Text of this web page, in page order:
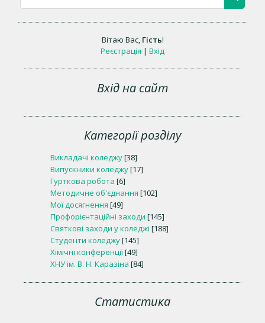
Вітаю Вас, Гість!
Реєстрація | Вхід
Вхід на сайт
Категорії розділу
Викладачі коледжу[38]
Випускники коледжу[17]
Гурткова робота [6]
Методичне об'єднання [102]
Мої досягнення [49]
Профорієнтаційні заходи [145]
Святкові заходи у коледжі [188]
Студенти коледжу[145]
Хімічні конференції[49]
ХНУ ім. В. Н. Каразіна [84]
Статистика